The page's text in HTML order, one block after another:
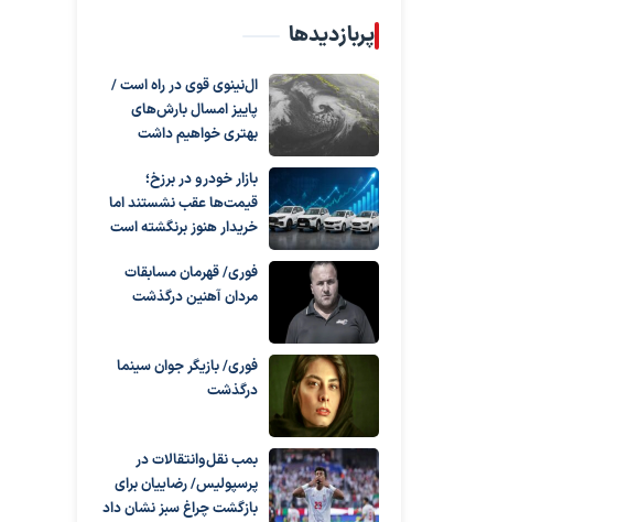
پربازدیدها
ال‌نینوی قوی در راه است /
پاییز امسال بارش‌های
بهتری خواهیم داشت
بازار خودرو در برزخ؛
قیمت‌ها عقب نشستند اما
خریدار هنوز برنگشته است
فوری/ قهرمان مسابقات
مردان آهنین درگذشت
فوری/ بازیگر جوان سینما
درگذشت
بمب نقل‌وانتقالات در
پرسپولیس/ رضاییان برای
بازگشت چراغ سبز نشان داد